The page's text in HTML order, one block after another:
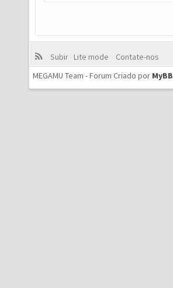
Subir Lite mode
Contate-nos
MEGAMU Team - Forum Criado por MyBB